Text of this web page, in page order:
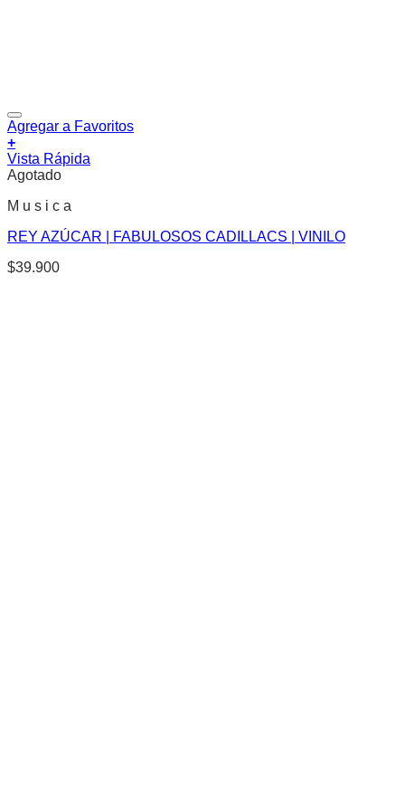
Agregar a Favoritos
+
Vista Rápida
Agotado
M u s i c a
REY AZÚCAR | FABULOSOS CADILLACS | VINILO
$39.900